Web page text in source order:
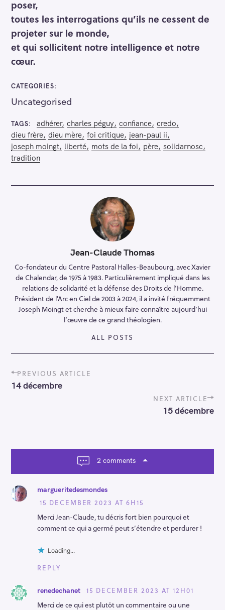
poser,
toutes les interrogations qu’ils ne cessent de
projeter sur le monde,
et qui sollicitent notre intelligence et notre
cœur.
CATEGORIES
Uncategorised
TAGS adhérer charles péguy confiance credo
dieu frère dieu mère foi critique jean-paul ii
joseph moingt liberté mots de la foi père solidarnosc
tradition
Jean-Claude Thomas
Co-fondateur du Centre Pastoral Halles-Beaubourg, avec Xavier
de Chalendar, de 1975 à 1983. Particulièrement impliqué dans les
relations de solidarité et la défense des Droits de l’Homme.
Président de l'Arc en Ciel de 2003 à 2024, il a invité fréquemment
Joseph Moingt et cherche à mieux faire connaître aujourd’hui
l’œuvre de ce grand théologien.
ALL POSTS
P
o
s
g
t
o
n
PREVIOUS ARTICLE
14 décembre
NEXT ARTICLE
15 décembre
2 comments
margueritedesmondes
15 DECEMBER 2023 AT 6H15
Merci Jean-Claude, tu décris fort bien pourquoi et
comment ce qui a germé peut s’étendre et perdurer !
Loading...
REPLY
renedechanet
15 DECEMBER 2023 AT 12H01
Merci de ce qui est plutôt un commentaire ou une